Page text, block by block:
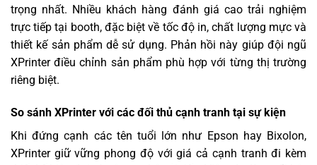
trọng nhất. Nhiều khách hàng đánh giá cao trải nghiệm
trực tiếp tại booth, đặc biệt về tốc độ in, chất lượng mực và
thiết kế sản phẩm dễ sử dụng. Phản hồi này giúp đội ngũ
XPrinter điều chỉnh sản phẩm phù hợp với từng thị trường
riêng biệt.
So sánh XPrinter với các đối thủ cạnh tranh tại sự kiện
Khi đứng cạnh các tên tuổi lớn như Epson hay Bixolon,
XPrinter giữ vững phong độ với giá cả cạnh tranh đi kèm